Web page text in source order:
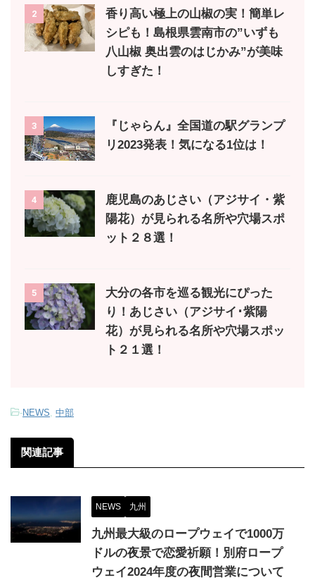
2
香り高い極上の山椒の実！簡単レ
シピも！島根県雲南市の”いずも
八山椒 奥出雲のはじかみ”が美味
しすぎた！
3
『じゃらん』全国道の駅グランプ
リ2023発表！気になる1位は！
4
鹿児島のあじさい（アジサイ・紫
陽花）が見られる名所や穴場スポ
ット２８選！
5
大分の各市を巡る観光にぴった
り！あじさい（アジサイ･紫陽
花）が見られる名所や穴場スポッ
ト２１選！
-NEWS 中部
関連記事
NEWS 九州
九州最大級のロープウェイで1000万
ドルの夜景で恋愛祈願！別府ロープ
ウェイ2024年度の夜間営業について